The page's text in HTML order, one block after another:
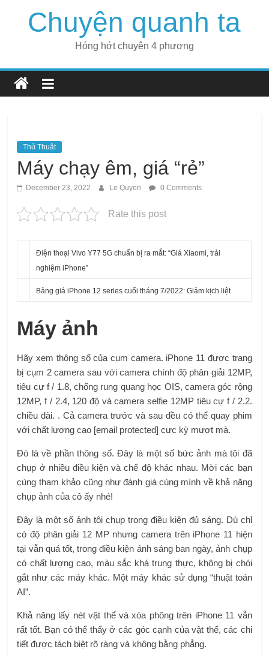
Chuyện quanh ta
Hóng hớt chuyện 4 phương
Thủ Thuật
Máy chạy êm, giá “rẻ”
December 23, 2022 Le Quyen 0 Comments
Rate this post
Điện thoại Vivo Y77 5G chuẩn bị ra mắt: “Giá Xiaomi, trải
nghiệm iPhone”
Bảng giá iPhone 12 series cuối tháng 7/2022: Giảm kịch liệt
Máy ảnh
Hãy xem thông số của cụm camera. iPhone 11 được trang
bị cụm 2 camera sau với camera chính độ phân giải 12MP,
tiêu cự f / 1.8, chống rung quang học OIS, camera góc rộng
12MP, f / 2.4, 120 độ và camera selfie 12MP tiêu cự f / 2.2.
chiều dài. . Cả camera trước và sau đều có thể quay phim
với chất lượng cao [email protected] cực kỳ mượt mà.
Đó là về phần thông số. Đây là một số bức ảnh mà tôi đã
chụp ở nhiều điều kiện và chế độ khác nhau. Mời các bạn
cùng tham khảo cũng như đánh giá cùng mình về khả năng
chụp ảnh của cô ấy nhé!
Đây là một số ảnh tôi chụp trong điều kiện đủ sáng. Dù chỉ
có độ phân giải 12 MP nhưng camera trên iPhone 11 hiện
tại vẫn quá tốt, trong điều kiện ánh sáng ban ngày, ảnh chụp
có chất lượng cao, màu sắc khá trung thực, không bị chói
gắt như các máy khác. Một máy khác sử dụng “thuật toán
AI”.
Khả năng lấy nét vật thể và xóa phông trên iPhone 11 vẫn
rất tốt. Bạn có thể thấy ở các góc cạnh của vật thể, các chi
tiết được tách biệt rõ ràng và không bằng phẳng.